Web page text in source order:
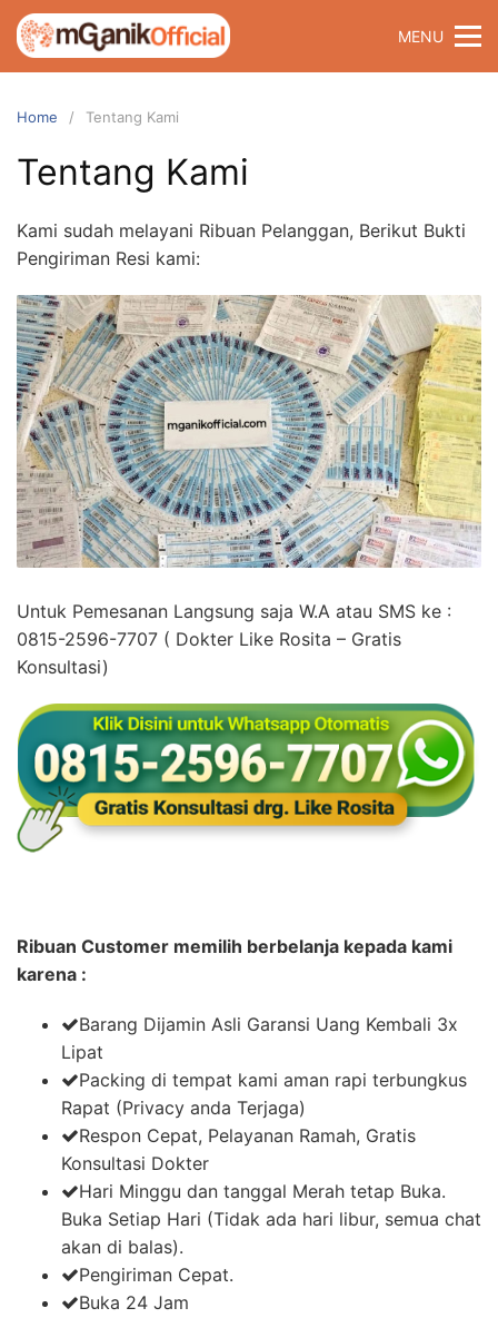
Skip
content
MENU
Home Tentang Kami
Tentang Kami
Kami sudah melayani Ribuan Pelanggan, Berikut Bukti
Pengiriman Resi kami:
Untuk Pemesanan Langsung saja W.A atau SMS ke :
0815-2596-7707 ( Dokter Like Rosita – Gratis
Konsultasi)
Ribuan Customer memilih berbelanja kepada kami
karena :
Barang Dijamin Asli Garansi Uang Kembali 3x
Lipat
Packing di tempat kami aman rapi terbungkus
Rapat (Privacy anda Terjaga)
Respon Cepat, Pelayanan Ramah, Gratis
Konsultasi Dokter
Hari Minggu dan tanggal Merah tetap Buka.
Buka Setiap Hari (Tidak ada hari libur, semua chat
akan di balas).
Pengiriman Cepat.
Buka 24 Jam